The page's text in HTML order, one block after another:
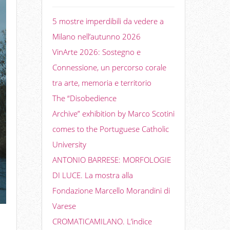
5 mostre imperdibili da vedere a
Milano nell’autunno 2026
VinArte 2026: Sostegno e
Connessione, un percorso corale
tra arte, memoria e territorio
The “Disobedience
Archive” exhibition by Marco Scotini
comes to the Portuguese Catholic
University
ANTONIO BARRESE: MORFOLOGIE
DI LUCE. La mostra alla
Fondazione Marcello Morandini di
Varese
CROMATICAMILANO. L’indice